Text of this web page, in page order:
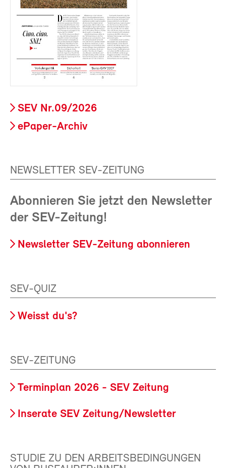
SEV Nr.09/2026
ePaper-Archiv
NEWSLETTER SEV-ZEITUNG
Abonnieren Sie jetzt den Newsletter
der SEV-Zeitung!
Newsletter SEV-Zeitung abonnieren
SEV-QUIZ
Weisst du's?
SEV-ZEITUNG
Terminplan 2026 - SEV Zeitung
Inserate SEV Zeitung/Newsletter
STUDIE ZU DEN ARBEITSBEDINGUNGEN